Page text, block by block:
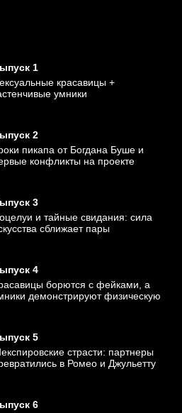
1
красавицы +
умники
2
пикапа от Богдана Буше и
конфликты на проекте
3
и тайные свидания: сила
сближает пары
4
борются с фейками, а
демонстрируют физическую
5
страсти: партнеры
в Ромео и Джульетту
6